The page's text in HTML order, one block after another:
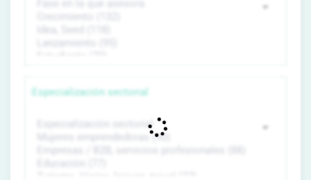
Especialización sectorial